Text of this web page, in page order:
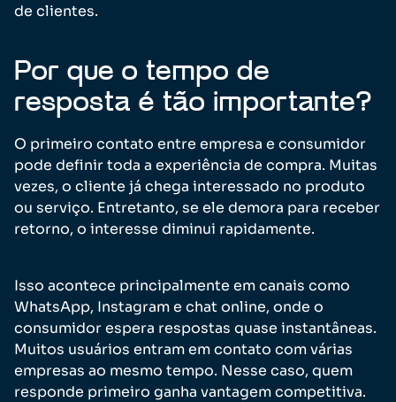
de clientes.
Por que o tempo de
resposta é tão importante?
O primeiro contato entre empresa e consumidor
pode definir toda a experiência de compra. Muitas
vezes, o cliente já chega interessado no produto
ou serviço. Entretanto, se ele demora para receber
retorno, o interesse diminui rapidamente.
Isso acontece principalmente em canais como
WhatsApp, Instagram e chat online, onde o
consumidor espera respostas quase instantâneas.
Muitos usuários entram em contato com várias
empresas ao mesmo tempo. Nesse caso, quem
responde primeiro ganha vantagem competitiva.